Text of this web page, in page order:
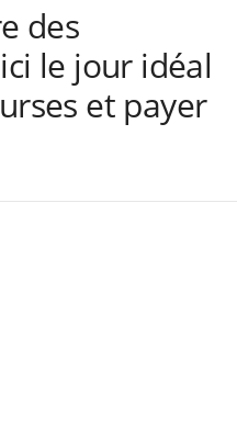
des
le jour idéal
et payer